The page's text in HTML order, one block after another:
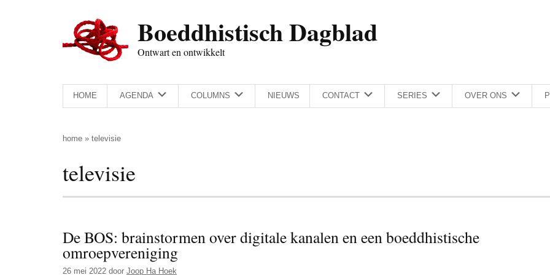
Boeddhistisch Dagblad
Ontwart en ontwikkelt
HOME AGENDA COLUMNS NIEUWS CONTACT SERIES OVER ONS
home » televisie
televisie
De BOS: brainstormen over digitale kanalen en een boeddhistische
omroepvereniging
26 mei 2022 door Joop Ha Hoek